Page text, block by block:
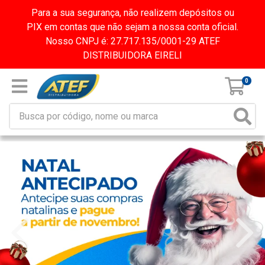
Para a sua segurança, não realizem depósitos ou
PIX em contas que não sejam a nossa conta oficial.
Nosso CNPJ é: 27.717.135/0001-29 ATEF
DISTRIBUIDORA EIRELI
0